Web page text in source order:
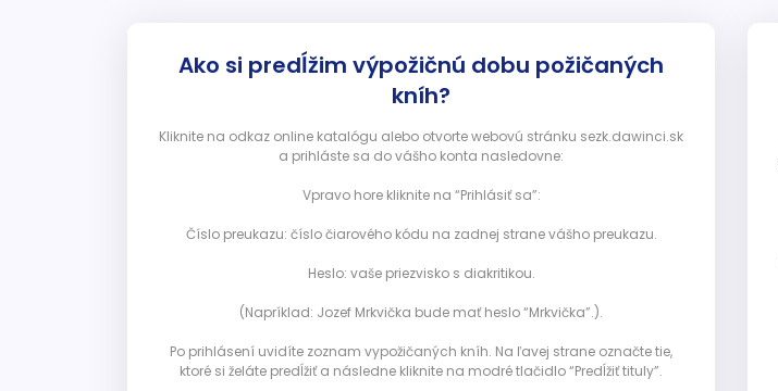
Ako si predĺžim výpožičnú dobu požičaných
kníh?
Kliknite na odkaz online katalógu alebo otvorte webovú stránku sezk.dawinci.sk
a prihláste sa do vášho konta nasledovne:
Vpravo hore kliknite na “Prihlásiť sa”:
Číslo preukazu: číslo čiarového kódu na zadnej strane vášho preukazu.
Heslo: vaše priezvisko s diakritikou.
(Napríklad: Jozef Mrkvička bude mať heslo “Mrkvička”.).
Po prihlásení uvidíte zoznam vypožičaných kníh. Na ľavej strane označte tie,
ktoré si želáte predĺžiť a následne kliknite na modré tlačidlo “Predĺžiť tituly”.